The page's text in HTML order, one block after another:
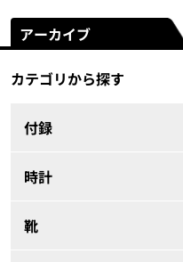
アーカイブ
カテゴリから探す
付録
時計
靴